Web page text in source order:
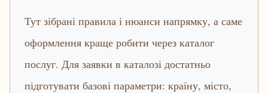
Тут зібрані правила і нюанси напрямку, а саме
оформлення краще робити через каталог
послуг. Для заявки в каталозі достатньо
підготувати базові параметри: країну, місто,